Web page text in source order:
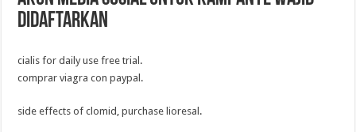
didaftarkan
cialis for daily use free trial .
comprar viagra con paypal .
side effects of clomid ,purchase lioresal .